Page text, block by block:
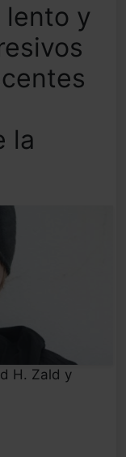
lento y
la
H. Zald y